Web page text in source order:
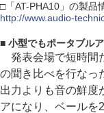
□「AT-PHA10」の製品
http://www.audio-
■ 小型でもポータブル
発表会場で短時間
の聞き比べを行なっ
出力よりも音の鮮度
アになり、ベールを